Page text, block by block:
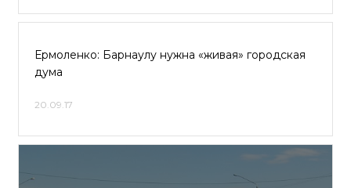
Ермоленко: Барнаулу нужна «живая» городская
дума
20.09.17